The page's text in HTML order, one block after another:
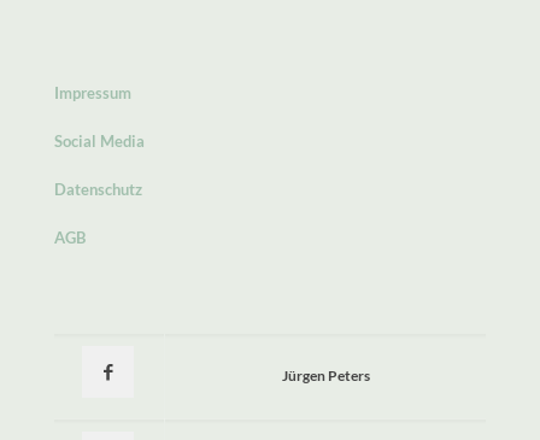
Impressum
Social Media
Datenschutz
AGB
Jürgen Peters